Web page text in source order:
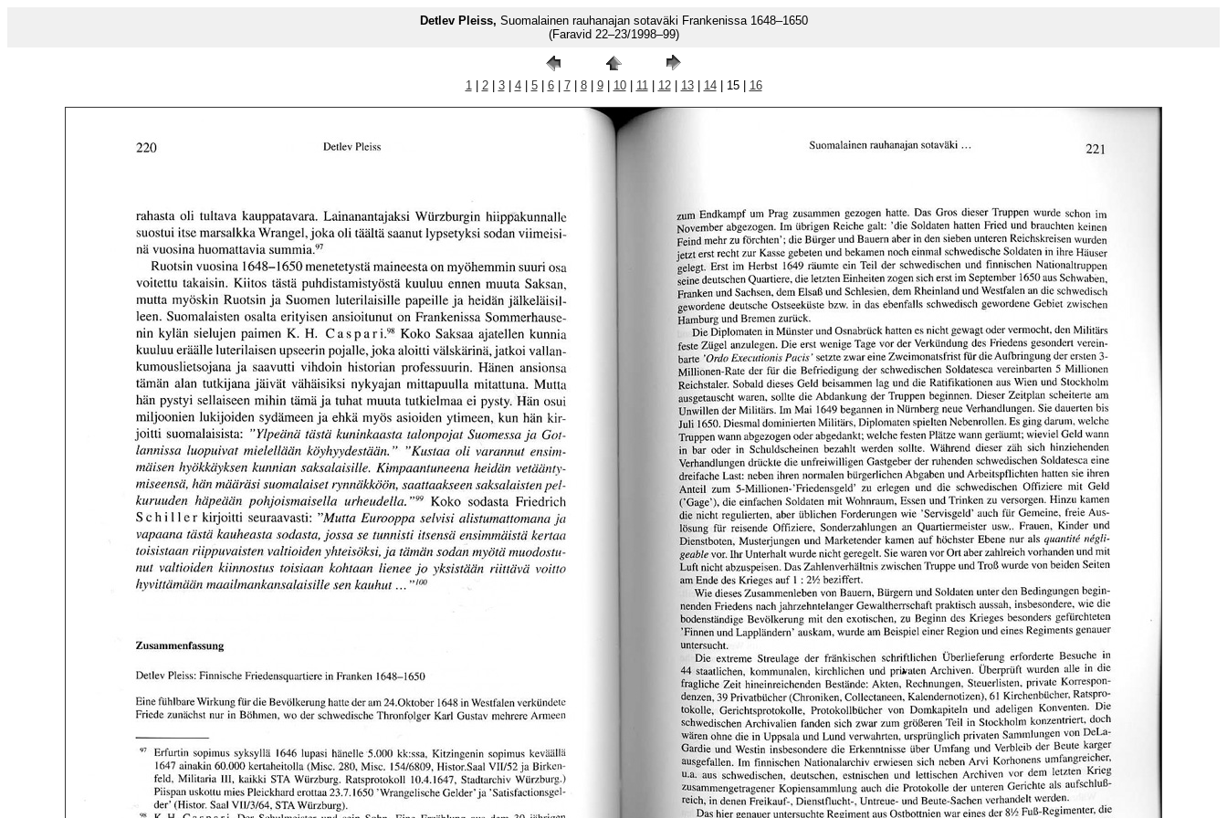
Detlev Pleiss, Suomalainen rauhanajan sotaväki Frankenissa 1648–1650
(Faravid 22–23/1998–99)
1| 2| 3| 4| 5| 6| 7| 8| 9| 10| 11| 12| 13| 14| 15 | 16